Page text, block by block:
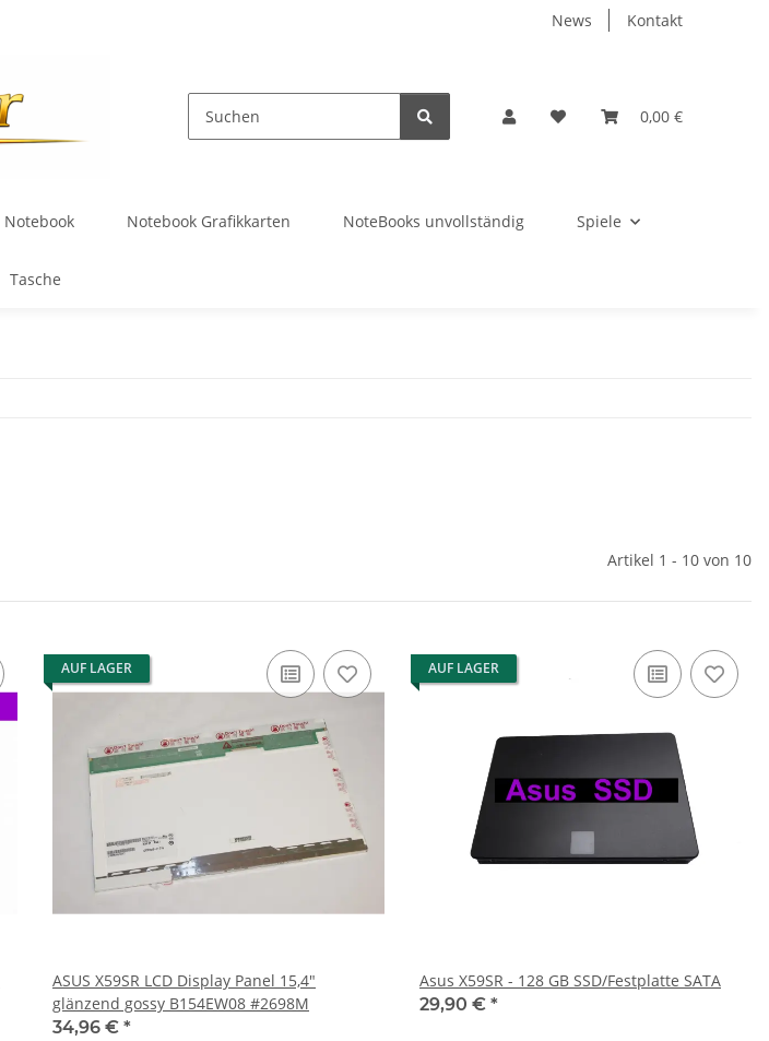
News Kontakt
0,00 €
Notebook Notebook Grafikkarten NoteBooks unvollständig Spiele
Tasche
Artikel 1 - 10 von 10
AUF LAGER
ASUS X59SR LCD Display Panel 15,4"
glänzend gossy B154EW08 #2698M
34,96 € *
AUF LAGER
Asus X59SR - 128 GB SSD/Festplatte SATA
29,90 € *